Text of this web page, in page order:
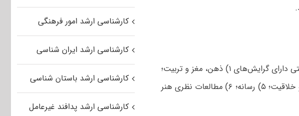
رشته علوم شناختی دارای گرایش‌های ۱) ذهن، مغز و تربیت؛
۲) روانشناسی شناختی؛ ۳) توانبخشی شناختی؛ ۴) طراحی و خلاقیت؛ ۵) رسانه؛ ۶) مطالعات نظری هنر
کارشناسی ارشد امور فرهنگی
کارشناسی ارشد ایران شناسی
کارشناسی ارشد باستان شناسی
کارشناسی ارشد پدافند غیرعامل